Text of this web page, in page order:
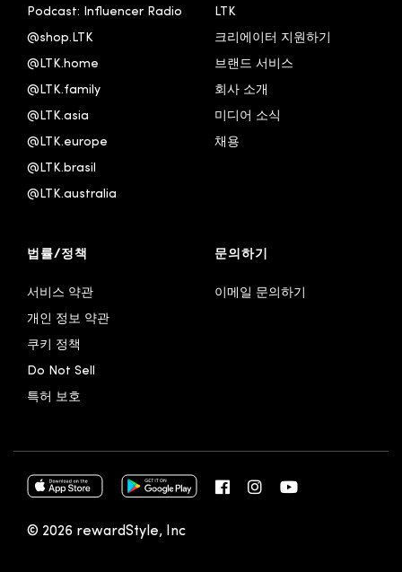
Español
Podcast: Influencer Radio
@shop.LTK
@LTK.home
@LTK.family
@LTK.asia
@LTK.europe
@LTK.brasil
@LTK.australia
LTK
크리에이터 지원하기
브랜드 서비스
회사 소개
미디어 소식
채용
법률/정책
서비스 약관
개인 정보 약관
쿠키 정책
Do Not Sell
특허 보호
문의하기
이메일 문의하기
© 2026 rewardStyle, Inc